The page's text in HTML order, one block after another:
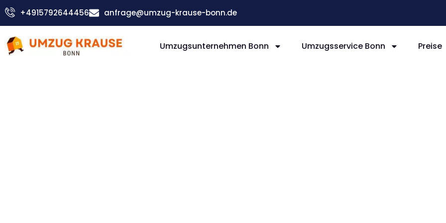
Zum
Inhalt
+4915792644456 anfrage@umzug-krause-bonn.de
Umzugsunternehmen Bonn Umzugsservice Bonn Preise